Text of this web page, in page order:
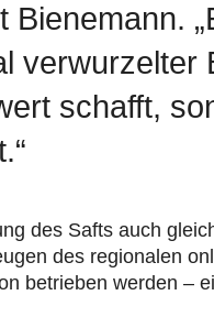
Bienemann.
verwurzelter
schafft,
des Safts auch
des regio­na­len
betrie­ben werden –